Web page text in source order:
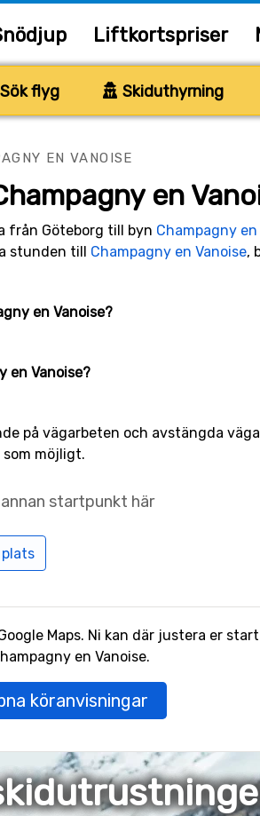
Liftkortspriser
Sök flyg Skiduthyrning
EN VANOISE
en
från Göteborg till byn Champagny en
stunden till Champagny en Vanoise,
en Vanoise?
en Vanoise?
på vägarbeten och avstängda
möjligt.
startpunkt här
Maps. Ni kan där justera er
en Vanoise.
köranvisningar